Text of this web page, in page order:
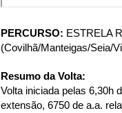
PERCURSO: ESTRELA
(Covilhã/Manteigas/Seia/
Resumo da Volta:
Volta iniciada pelas 6,30h
extensão, 6750 de a.a.